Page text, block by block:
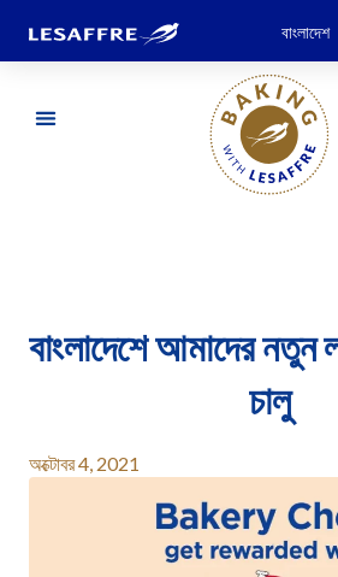
বাংলাদেশ
বাংলাদেশে আমাদের নতুন
চালু
অক্টোবর 4, 2021